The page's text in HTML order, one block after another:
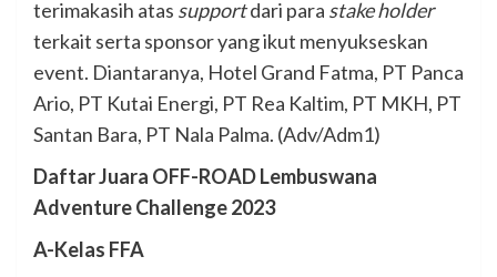
terimakasih atas supportdari para stake holder
terkait serta sponsor yang ikut menyukseskan
event. Diantaranya, Hotel Grand Fatma, PT Panca
Ario, PT Kutai Energi, PT Rea Kaltim, PT MKH, PT
Santan Bara, PT Nala Palma. (Adv/Adm1)
Daftar Juara OFF-ROAD Lembuswana
Adventure Challenge 2023
A-Kelas FFA